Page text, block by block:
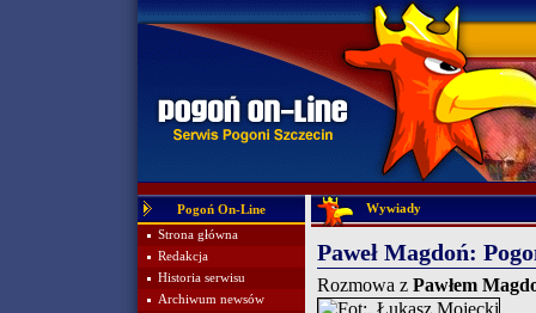
Pogoń On-Line
Strona główna
Redakcja
Historia serwisu
Archiwum newsów
Wywiady
Paweł Magdoń:
Rozmowa z Pawłem